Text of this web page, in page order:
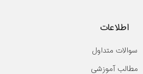
اطلاعات
سوالات متداول
مطالب آموزشی